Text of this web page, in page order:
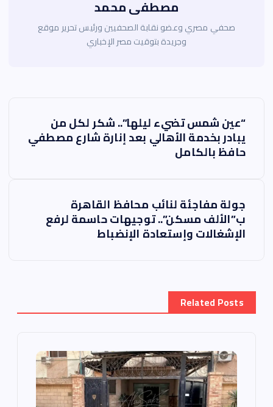
مصطفى محمد
صحفي مصري وعضو نقابة الصحفيين ورئيس تحرير موقع
وجريدة بتوقيت مصر الإخباري
ص
م
ق
“عين شمس تضيء ليلها”.. شكر لكل من
يبادر بخدمة الأهالي بعد إنارة شارع مصطفي
حافظ بالكامل
جولة مفاجئة لنائب محافظ القاهرة
ب”الألف مسكن”.. توجيهات حاسمة لرفع
الإشغالات وإستعادة الإنضباط
Related Posts